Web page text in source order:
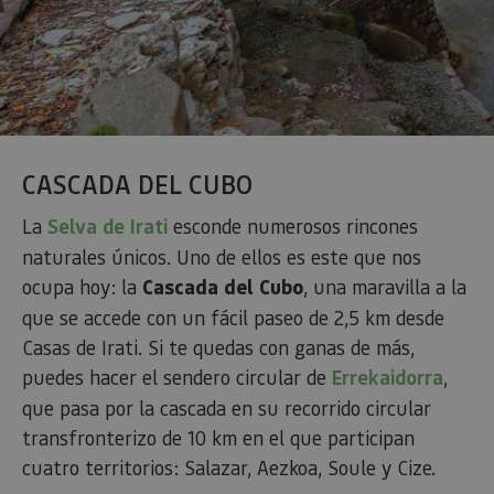
CASCADA DEL CUBO
La Selva de Irati esconde numerosos rincones
naturales únicos. Uno de ellos es este que nos
ocupa hoy: la Cascada del Cubo, una maravilla a la
que se accede con un fácil paseo de 2,5 km desde
Casas de Irati. Si te quedas con ganas de más,
puedes hacer el sendero circular de Errekaidorra,
que pasa por la cascada en su recorrido circular
transfronterizo de 10 km en el que participan
cuatro territorios: Salazar, Aezkoa, Soule y Cize.
Cookies de rendimiento
Cookies de preferencias
Cookies de funcionalidad
Cookies no clasificadas
funcionalidad principal del sitio web, como el inicio de
sesión de usuario y la gestión de cuentas. El sitio web
no se puede utilizar correctamente sin las cookies
estrictamente necesarias.
Nombre
Proveedor /
Dominio
Vencimiento
CookieScriptConsent
CookieScript
www.visitnavarra.es
1 mes